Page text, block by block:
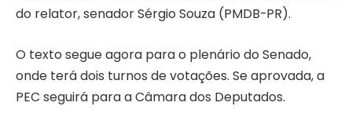
do relator, senador Sérgio Souza (PMDB-PR).
O texto segue agora para o plenário do Senado,
onde terá dois turnos de votações. Se aprovada, a
PEC seguirá para a Câmara dos Deputados.